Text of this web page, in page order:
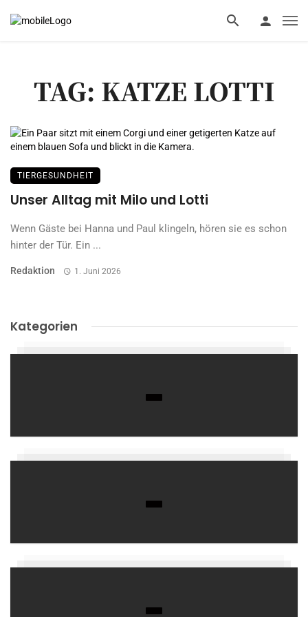
TAG: KATZE LOTTI
TIERGESUNDHEIT
Unser Alltag mit Milo und Lotti
Wenn Gäste bei Hanna und Paul klingeln, hören sie es schon
hinter der Tür. Ein ...
Redaktion 1. Juni 2026
Kategorien